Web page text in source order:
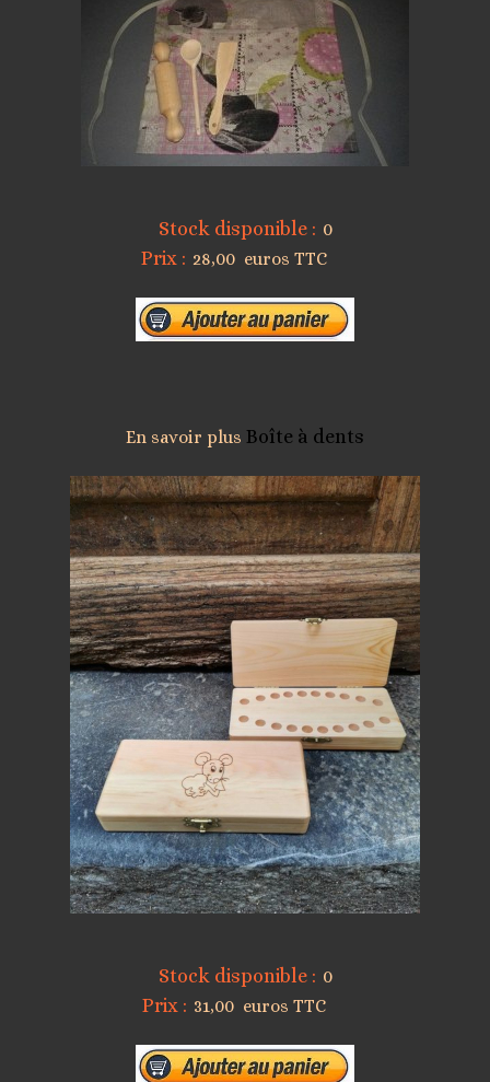
Stock disponible : 0
Prix : 28,00 euros TTC
En savoir plus Boîte à dents
Stock disponible : 0
Prix : 31,00 euros TTC